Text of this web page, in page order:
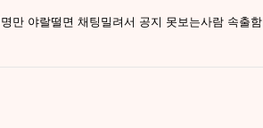
만 야랄떨면 채팅밀려서 공지 못보는사람 속출함